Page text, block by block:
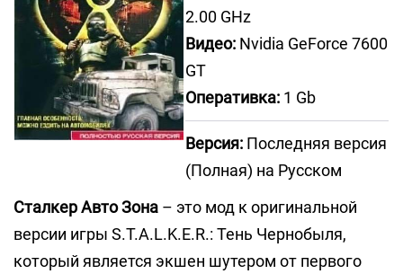
2.00 GHz
Видео: Nvidia GeForce 7600
GT
Оперативка: 1 Gb
Версия: Последняя версия
(Полная) на Русском
Сталкер Авто Зона – это мод к оригинальной
версии игры S.T.A.L.K.E.R.: Тень Чернобыля,
который является экшен шутером от первого